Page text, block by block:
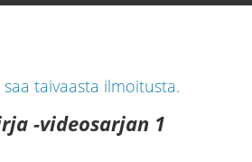
-videosarjan 1